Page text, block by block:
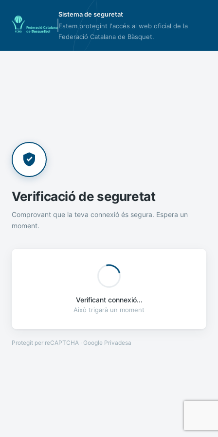
Sistema de seguretat
Estem protegint l'accés al web oficial de la
Federació Catalana de Bàsquet.
Verificació de seguretat
Comprovant que la teva connexió és segura. Espera un
moment.
Verificant connexió...
Això trigarà un moment
Protegit per reCAPTCHA · Google Privadesa